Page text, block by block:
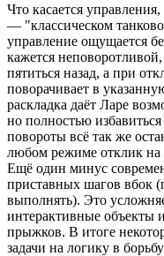
Что касается
— "классическом
управление ощущается
кажется
пятиться назад, а при
поворачивает в
раскладка даёт Ларе
но полностью
повороты всё так же
любом режиме отклик на
Ещё один минус
приставных шагов вбок
выполнять). Это
интерактивные объекты
прыжков. В итоге
задачи на логику в